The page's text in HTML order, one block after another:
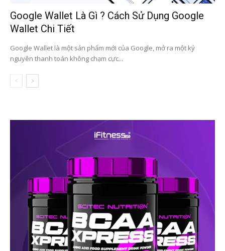
Google Wallet Là Gì ? Cách Sử Dụng Google
Wallet Chi Tiết
Google Wallet là một sản phẩm mới của Google, mở ra một kỷ
nguyên thanh toán không chạm cực...